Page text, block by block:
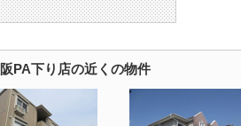
PA下り店の近くの物件